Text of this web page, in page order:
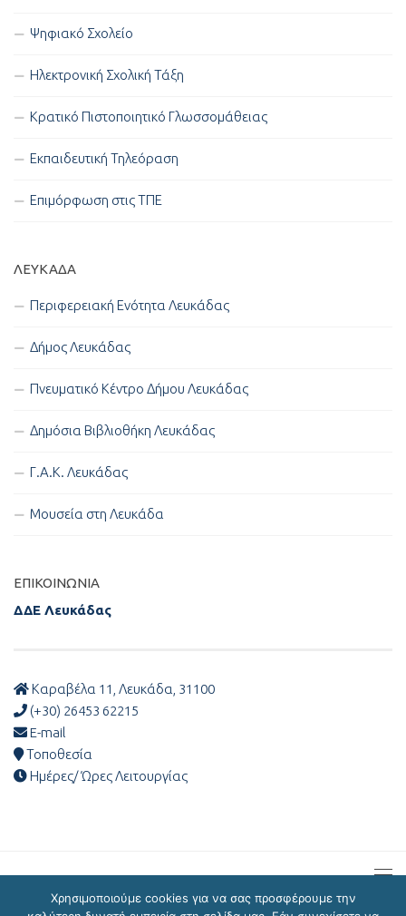
Ψηφιακό Σχολείο
Ηλεκτρονική Σχολική Τάξη
Κρατικό Πιστοποιητικό Γλωσσομάθειας
Εκπαιδευτική Τηλεόραση
Επιμόρφωση στις ΤΠΕ
ΛΕΥΚΑΔΑ
Περιφερειακή Ενότητα Λευκάδας
Δήμος Λευκάδας
Πνευματικό Κέντρο Δήμου Λευκάδας
Δημόσια Βιβλιοθήκη Λευκάδας
Γ.Α.Κ. Λευκάδας
Μουσεία στη Λευκάδα
ΕΠΙΚΟΙΝΩΝΊΑ
ΔΔΕ Λευκάδας
Καραβέλα 11, Λευκάδα, 31100
(+30) 26453 62215
E-mail
Τοποθεσία
Ημέρες/ Ώρες Λειτουργίας
Χρησιμοποιούμε cookies για να σας προσφέρουμε την